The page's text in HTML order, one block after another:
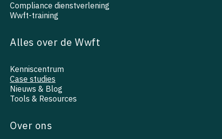
Compliance dienstverlening
Wwft-training
Alles over de Wwft
Kenniscentrum
Case studies
Nieuws & Blog
Tools & Resources
Over ons